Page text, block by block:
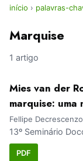
início › palavras-
Marquise
1 artigo
Mies van der
marquise:
Fellipe
13º Seminário
PDF